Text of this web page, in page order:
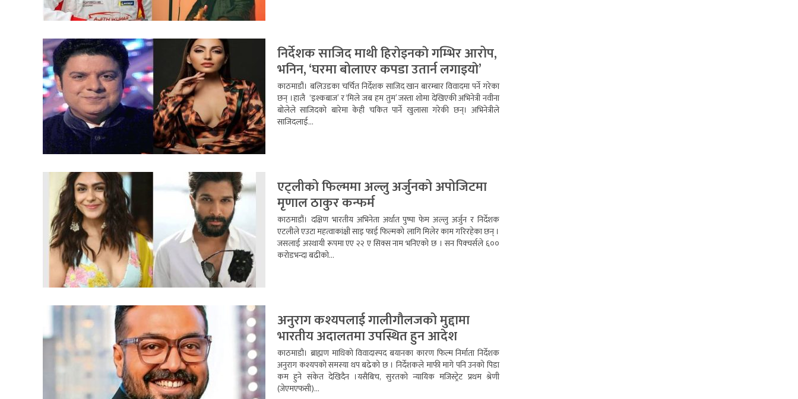
निर्देशक साजिद माथी हिराेइनकाे गम्भिर आरोप,
भनिन, ‘घरमा बोलाएर कपडा उतार्न लगाइयाे’
काठमाडौं। बलिउडका चर्चित निर्देशक साजिद खान बारम्बार विवादमा पर्ने गरेका
छन् ।हालै ‘इश्कबाज’ र ‘मिले जब हम तुम’ जस्ता शोमा देखिएकी अभिनेत्री नवीना
बोलेले साजिदको बारेमा केही चकित पार्ने खुलासा गरेकी छन्। अभिनेत्रीले
साजिदलाई...
एट्लीको फिल्ममा अल्लु अर्जुनको अपोजिटमा
मृणाल ठाकुर कन्फर्म
काठमाडौं। दक्षिण भारतीय अभिनेता अर्थात पुष्पा फेम अल्लु अर्जुन र निर्देशक
एटलीले एउटा महत्वाकांक्षी साइ फाई फिल्मको लागि मिलेर काम गरिरहेका छन् ।
जसलाई अस्थायी रूपमा एए २२ ए सिक्स नाम भनिएको छ । सन पिक्चर्सले ६००
करोडभन्दा बढीको...
अनुराग कश्यपलाई गालीगौलजको मुद्दामा
भारतीय अदालतमा उपस्थित हुन आदेश
काठमाडौ। ब्राह्मण माथिको विवादास्पद बयानका कारण फिल्म निर्माता निर्देशक
अनुराग कश्यपको समस्या थप बढेको छ । निर्देशकले माफी मागे पनि उनको पिडा
कम हुने संकेत देखिदैन ।यसैबिच, सुरतको न्यायिक मजिस्ट्रेट प्रथम श्रेणी
(जेएमएफसी)...